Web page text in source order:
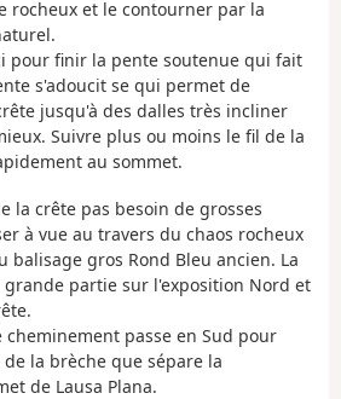
rocheux et le contourner par la
pour finir la pente soutenue qui fait
s'adoucit se qui permet de
jusqu'à des dalles très incliner
Suivre plus ou moins le fil de la
au sommet.
la crête pas besoin de grosses
à vue au travers du chaos rocheux
balisage gros Rond Bleu ancien. La
grande partie sur l'exposition Nord et
passe en Sud pour
la brèche que sépare la
de Lausa Plana.